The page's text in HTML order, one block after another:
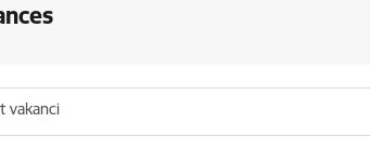
vakanci